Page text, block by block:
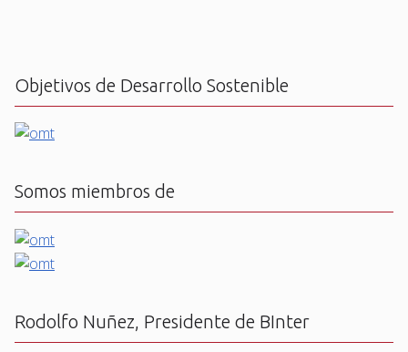
Objetivos de Desarrollo Sostenible
Somos miembros de
Rodolfo Nuñez, Presidente de BInter